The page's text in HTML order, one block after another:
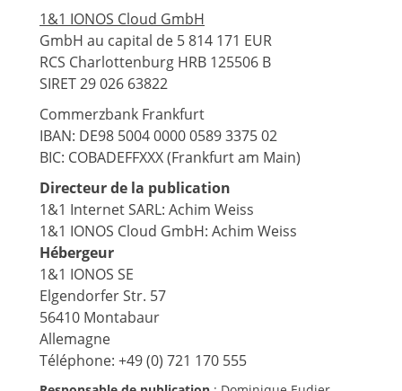
1&1 IONOS Cloud GmbH
GmbH au capital de 5 814 171 EUR
RCS Charlottenburg HRB 125506 B
SIRET 29 026 63822
Commerzbank Frankfurt
IBAN: DE98 5004 0000 0589 3375 02
BIC: COBADEFFXXX (Frankfurt am Main)
Directeur de la publication
1&1 Internet SARL: Achim Weiss
1&1 IONOS Cloud GmbH: Achim Weiss
Hébergeur
1&1 IONOS SE
Elgendorfer Str. 57
56410 Montabaur
Allemagne
Téléphone: +49 (0) 721 170 555